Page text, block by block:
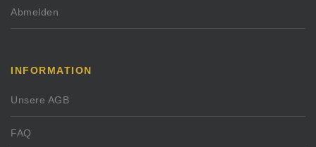
Abmelden
INFORMATION
Unsere AGB
FAQ